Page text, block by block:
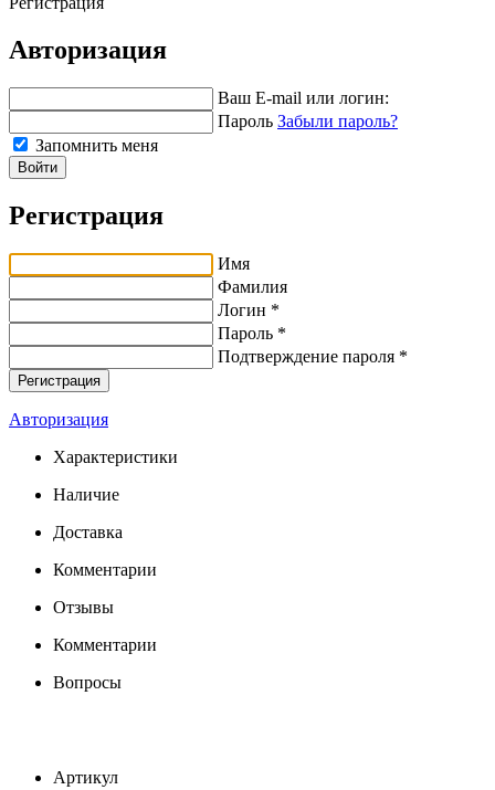
Авторизация
Ваш E-mail или логин:
Пароль Забыли пароль?
Запомнить меня
Войти
Регистрация
Имя
Фамилия
Логин *
Пароль *
Подтверждение пароля *
Авторизация
Характеристики
Наличие
Доставка
Комментарии
Отзывы
Комментарии
Вопросы
Артикул